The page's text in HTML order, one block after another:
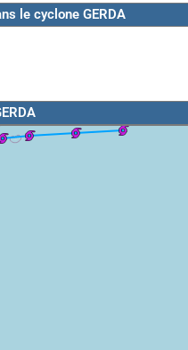
le cyclone GERDA